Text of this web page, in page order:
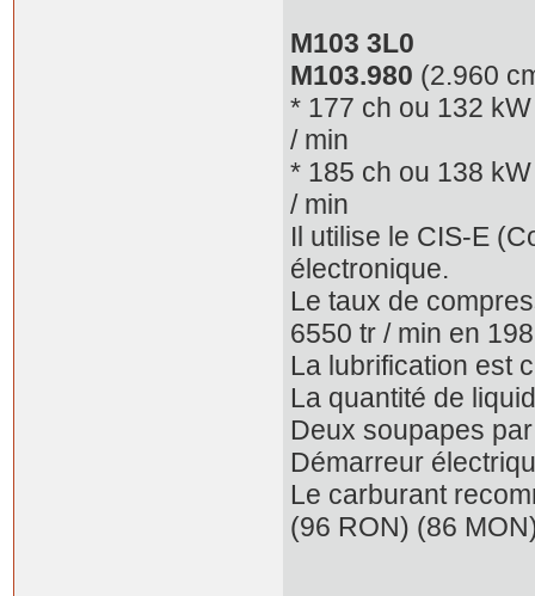
M103 3L0
M103.980 (2.960
* 177 ch ou 132
/ min
* 185 ch ou 138
/ min
Il utilise le CIS-E
électronique.
Le taux de
6550 tr / min en
La lubrification est
La quantité de
Deux soupapes
Démarreur
Le carburant
(96 RON) (86